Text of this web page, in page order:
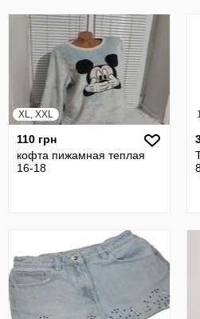
XL, XXL
110 грн
кофта пижамная теплая
16-18